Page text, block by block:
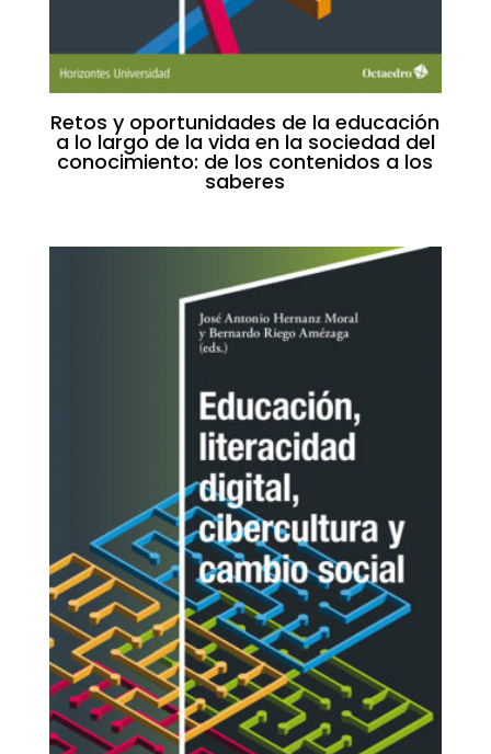
Retos y oportunidades de la educación
a lo largo de la vida en la sociedad del
conocimiento: de los contenidos a los
saberes